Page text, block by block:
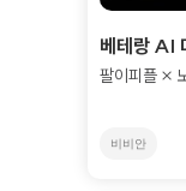
베테랑 AI
팔아봤습
팔이피플 ×
비비안